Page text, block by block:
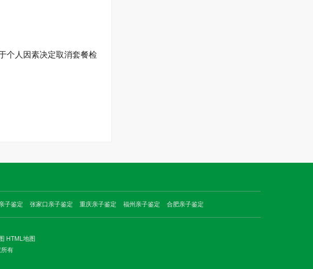
个人因素决定取消套餐检
子鉴定 张家口亲子鉴定 重庆亲子鉴定 福州亲子鉴定 合肥亲子鉴定
HTML地图
有